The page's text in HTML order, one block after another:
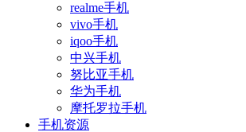
realme手机
vivo手机
iqoo手机
中兴手机
努比亚手机
华为手机
摩托罗拉手机
手机资源